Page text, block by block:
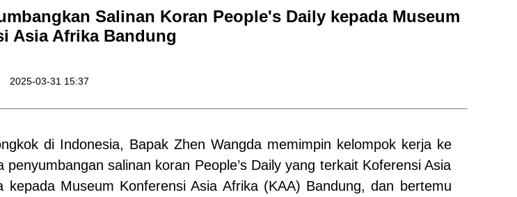
Salinan Koran People's Daily kepada Museum
Asia Afrika Bandung
2025-03-31 15:37
di Indonesia, Bapak Zhen Wangda memimpin kelompok kerja ke
salinan koran People’s Daily yang terkait Koferensi Asia
Museum Konferensi Asia Afrika (KAA) Bandung, dan bertemu